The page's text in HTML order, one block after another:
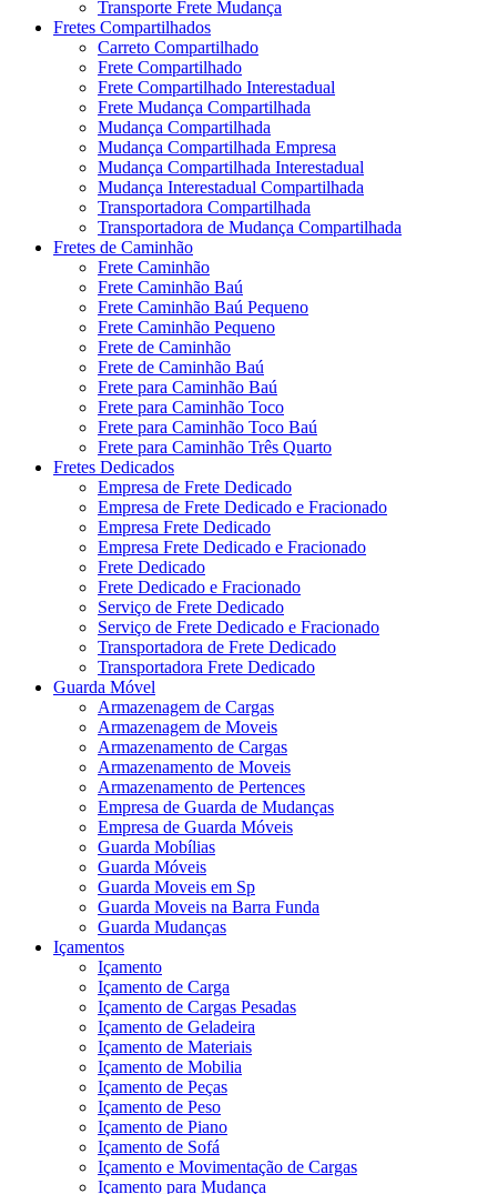
Transporte Frete Mudança
Fretes Compartilhados
Carreto Compartilhado
Frete Compartilhado
Frete Compartilhado Interestadual
Frete Mudança Compartilhada
Mudança Compartilhada
Mudança Compartilhada Empresa
Mudança Compartilhada Interestadual
Mudança Interestadual Compartilhada
Transportadora Compartilhada
Transportadora de Mudança Compartilhada
Fretes de Caminhão
Frete Caminhão
Frete Caminhão Baú
Frete Caminhão Baú Pequeno
Frete Caminhão Pequeno
Frete de Caminhão
Frete de Caminhão Baú
Frete para Caminhão Baú
Frete para Caminhão Toco
Frete para Caminhão Toco Baú
Frete para Caminhão Três Quarto
Fretes Dedicados
Empresa de Frete Dedicado
Empresa de Frete Dedicado e Fracionado
Empresa Frete Dedicado
Empresa Frete Dedicado e Fracionado
Frete Dedicado
Frete Dedicado e Fracionado
Serviço de Frete Dedicado
Serviço de Frete Dedicado e Fracionado
Transportadora de Frete Dedicado
Transportadora Frete Dedicado
Guarda Móvel
Armazenagem de Cargas
Armazenagem de Moveis
Armazenamento de Cargas
Armazenamento de Moveis
Armazenamento de Pertences
Empresa de Guarda de Mudanças
Empresa de Guarda Móveis
Guarda Mobílias
Guarda Móveis
Guarda Moveis em Sp
Guarda Moveis na Barra Funda
Guarda Mudanças
Içamentos
Içamento
Içamento de Carga
Içamento de Cargas Pesadas
Içamento de Geladeira
Içamento de Materiais
Içamento de Mobilia
Içamento de Peças
Içamento de Peso
Içamento de Piano
Içamento de Sofá
Içamento e Movimentação de Cargas
Içamento para Mudança